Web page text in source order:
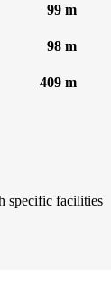
99 m
98 m
409 m
specific facilities